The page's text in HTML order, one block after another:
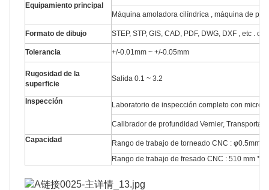
Equipamiento principal
Máquina amoladora cilíndrica , máquina de
Formato de dibujo STEP, STP, GIS, CAD, PDF, DWG, DXF , etc . o
Tolerancia +/-0.01mm ~ +/-0.05mm
Rugosidad de la
superficie
Salida 0.1 ~ 3.2
Inspección Laboratorio de inspección completo con
Calibrador de profundidad Vernier,
Capacidad
Rango de trabajo de torneado CNC : φ0.5mm-
Rango de trabajo de fresado CNC : 510 mm *